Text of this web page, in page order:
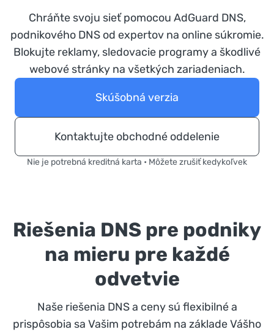
Chráňte svoju sieť pomocou AdGuard DNS,
podnikového DNS od expertov na online súkromie.
Blokujte reklamy, sledovacie programy a škodlivé
webové stránky na všetkých zariadeniach.
Skúšobná verzia
Kontaktujte obchodné oddelenie
Nie je potrebná kreditná karta • Môžete zrušiť kedykoľvek
Riešenia DNS pre podniky
na mieru pre každé
odvetvie
Naše riešenia DNS a ceny sú flexibilné a
prispôsobia sa Vašim potrebám na základe Vášho